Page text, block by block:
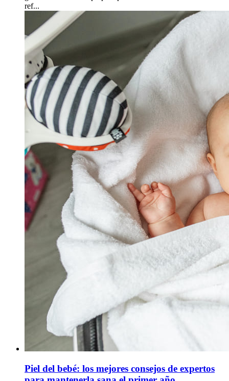
ref...
Piel del bebé: los mejores consejos de expertos